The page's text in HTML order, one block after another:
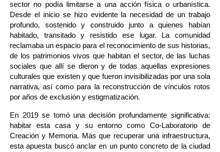
sector no podía limitarse a una acción física o urbanística.
Desde el inicio se hizo evidente la necesidad de un trabajo
profundo, sostenido y construido junto a quienes habían
habitado, transitado y resistido ese lugar. La comunidad
reclamaba un espacio para el reconocimiento de sus historias,
de los patrimonios vivos que habitan el sector, de las luchas
sociales que allí se dieron y de todas aquellas expresiones
culturales que existen y que fueron invisibilizadas por una sola
narrativa, así como para la reconstrucción de vínculos rotos
por años de exclusión y estigmatización.
En 2019 se tomó una decisión profundamente significativa:
habitar esta casa y su entorno como Co-Laboratorio de
Creación y Memoria. Más que recuperar una infraestructura,
esta apuesta buscó anclar en un punto concreto de la ciudad